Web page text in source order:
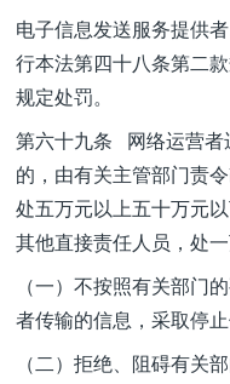
电子信息发送服务提供
行本法第四十八条第二
规定处罚。
第六十九条 网络运营者
的，由有关主管部门责
处五万元以上五十万元
其他直接责任人员，处
（一）不按照有关部门
者传输的信息，采取停
（二）拒绝、阻碍有关